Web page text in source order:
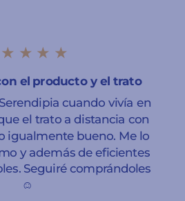
el producto y el trato
cuando vivía en
el trato a distancia con
igualmente bueno. Me lo
y además de eficientes
Seguiré comprándoles
☺️